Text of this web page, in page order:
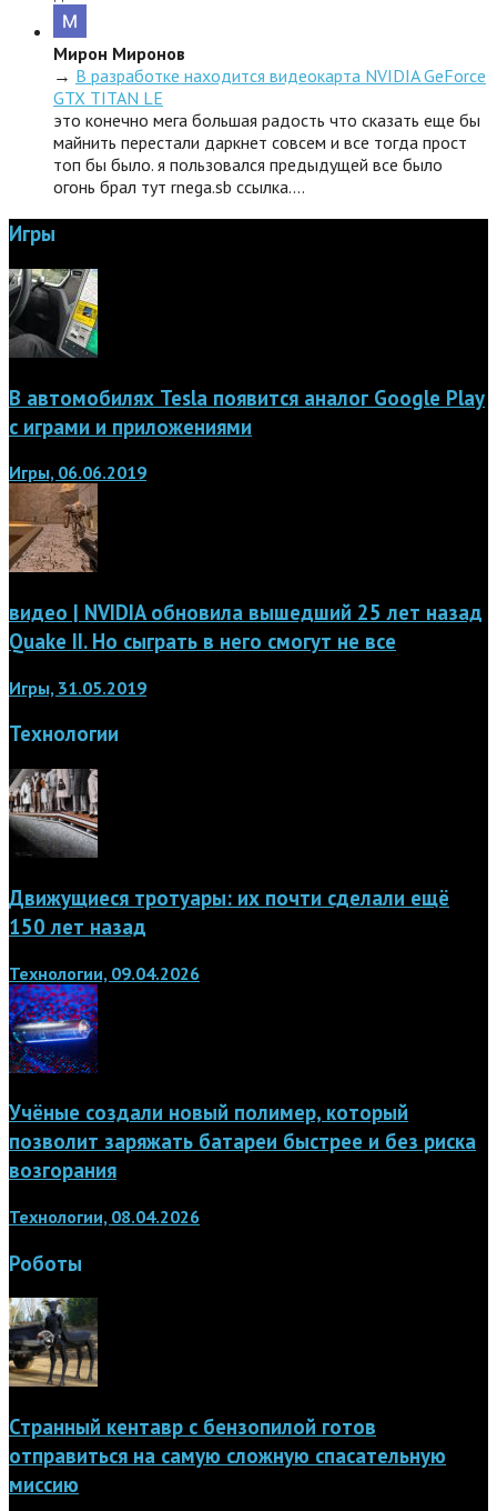
Мирон Миронов
→ В разработке находится видеокарта NVIDIA GeForce
GTX TITAN LE
это конечно мега большая радость что сказать еще бы
майнить перестали даркнет совсем и все тогда прост
топ бы было. я пользовался предыдущей все было
огонь брал тут rnega.sb ссылка.…
Игры
В автомобилях Tesla появится аналог Google Play
с играми и приложениями
Игры, 06.06.2019
видео | NVIDIA обновила вышедший 25 лет назад
Quake II. Но сыграть в него смогут не все
Игры, 31.05.2019
Технологии
Движущиеся тротуары: их почти сделали ещё
150 лет назад
Технологии, 09.04.2026
Учёные создали новый полимер, который
позволит заряжать батареи быстрее и без риска
возгорания
Технологии, 08.04.2026
Роботы
Странный кентавр с бензопилой готов
отправиться на самую сложную спасательную
миссию